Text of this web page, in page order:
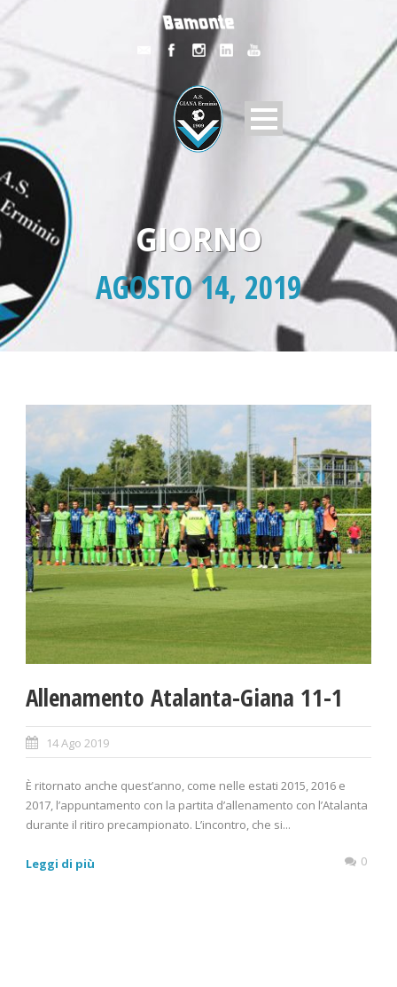
GIORNO
AGOSTO 14, 2019
Allenamento Atalanta-Giana 11-1
14 Ago 2019
È ritornato anche quest’anno, come nelle estati 2015, 2016 e
2017, l’appuntamento con la partita d’allenamento con l’Atalanta
durante il ritiro precampionato. L’incontro, che si...
Leggi di più 0